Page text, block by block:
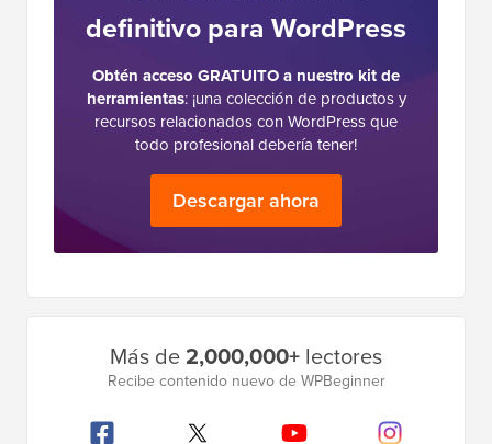
definitivo para WordPress
Obtén acceso GRATUITO a nuestro kit de
herramientas: ¡una colección de productos y
recursos relacionados con WordPress que
todo profesional debería tener!
Descargar ahora
Más de2,000,000+ lectores
Recibe contenido nuevo de WPBeginner